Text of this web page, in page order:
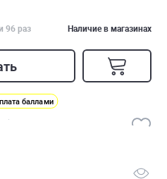
96 раз Наличие в магазинах
баллами